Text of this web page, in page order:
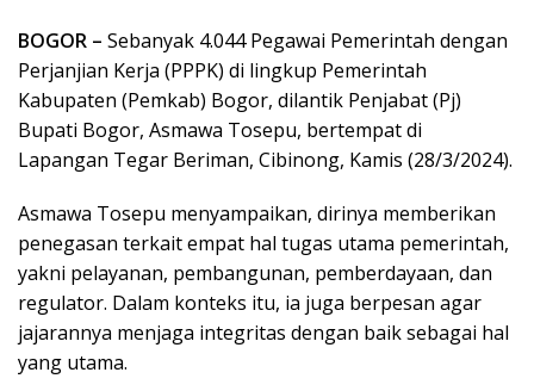
BOGOR – Sebanyak 4.044 Pegawai Pemerintah dengan
Perjanjian Kerja (PPPK) di lingkup Pemerintah
Kabupaten (Pemkab) Bogor, dilantik Penjabat (Pj)
Bupati Bogor, Asmawa Tosepu, bertempat di
Lapangan Tegar Beriman, Cibinong, Kamis (28/3/2024).
Asmawa Tosepu menyampaikan, dirinya memberikan
penegasan terkait empat hal tugas utama pemerintah,
yakni pelayanan, pembangunan, pemberdayaan, dan
regulator. Dalam konteks itu, ia juga berpesan agar
jajarannya menjaga integritas dengan baik sebagai hal
yang utama.